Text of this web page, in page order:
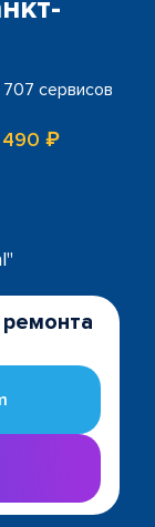
сервисов
490 ₽
ремонта